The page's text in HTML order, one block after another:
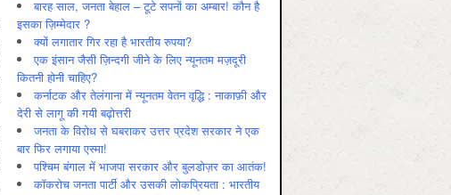
बारह साल, जनता बेहाल – टूटे सपनों का अम्बार! कौन है
इसका ज़िम्मेदार ?
क्यों लगातार गिर रहा है भारतीय रुपया?
एक इंसान जैसी ज़िन्दगी जीने के लिए न्यूनतम मज़दूरी
कितनी होनी चाहिए?
कर्नाटक और तेलंगाना में न्यूनतम वेतन वृद्धि : नाकाफ़ी और
देरी से लागू की गयी बढ़ोत्तरी
जनता के विरोध से घबराकर उत्तर प्रदेश सरकार ने एक
बार फिर लगाया एस्मा!
पश्चिम बंगाल में भाजपा सरकार और बुलडोज़र का आतंक!
कॉकरोच जनता पार्टी और उसकी लोकप्रियता : भारतीय